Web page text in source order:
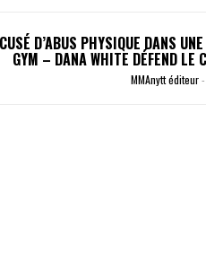
D’ABUS PHYSIQUE DANS
GYM – DANA WHITE DÉFEND LE
MMAnytt éditeur-